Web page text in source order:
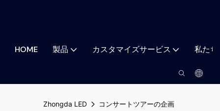
HOME 製品 カスタマイズサービス 私た
Zhongda LED コンサートツアーの企画